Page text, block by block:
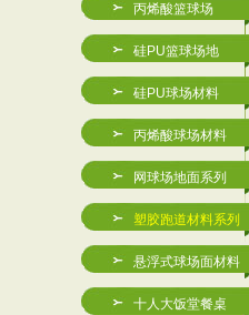
丙烯酸篮球场
硅PU篮球场地
硅PU球场材料
丙烯酸球场材料
网球场地面系列
塑胶跑道材料系列
悬浮式球场面材料
十人大饭堂餐桌
JXB-A001玻璃钢篮